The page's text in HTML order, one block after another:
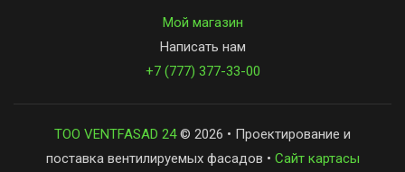
Мой магазин
Написать нам
+7 (777) 377-33-00
ТОО VENTFASAD 24© 2026 • Проектирование и
поставка вентилируемых фасадов • Сайт картасы